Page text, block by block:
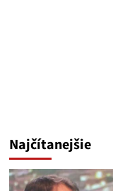
Najčítanejšie